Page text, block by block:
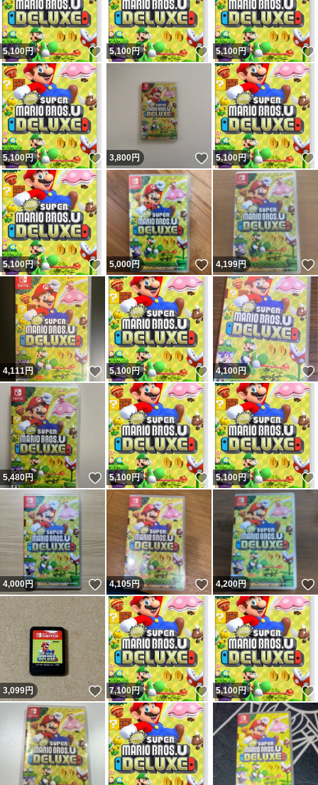
5,100円 いいね！
5,100円 いいね！
5,100円
5,100円 いいね！
3,800円 いいね！
5,100円
5,100円 いいね！
5,000円 いいね！
4,199円
4,111円 いいね！
5,100円 いいね！
4,100円
5,480円 いいね！
5,100円 いいね！
5,100円
4,000円 いいね！
4,105円 いいね！
4,200円
3,099円 いいね！
7,100円 いいね！
5,100円